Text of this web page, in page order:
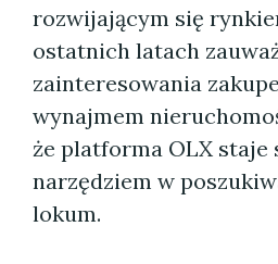
rozwijającym się
ostatnich latach
zainteresowania
wynajmem
że platforma OLX staje
narzędziem w
lokum.